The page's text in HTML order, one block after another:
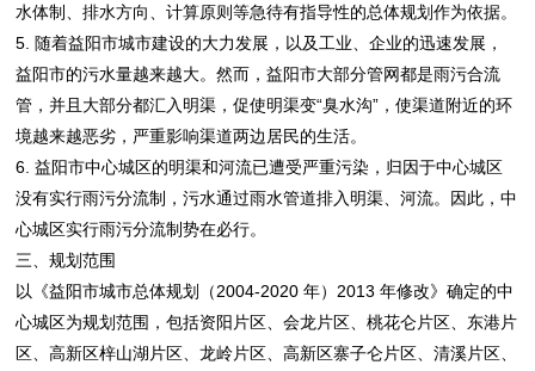
水体制、排水方向、计算原则等急待有指导性的总体规划作为依据。
5. 随着益阳市城市建设的大力发展，以及工业、企业的迅速发展，
益阳市的污水量越来越大。然而，益阳市大部分管网都是雨污合流
管，并且大部分都汇入明渠，促使明渠变“臭水沟”，使渠道附近的环
境越来越恶劣，严重影响渠道两边居民的生活。
6. 益阳市中心城区的明渠和河流已遭受严重污染，归因于中心城区
没有实行雨污分流制，污水通过雨水管道排入明渠、河流。因此，中
心城区实行雨污分流制势在必行。
三、规划范围
以《益阳市城市总体规划（2004-2020 年）2013 年修改》确定的中
心城区为规划范围，包括资阳片区、会龙片区、桃花仑片区、东港片
区、高新区梓山湖片区、龙岭片区、高新区寨子仑片区、清溪片区、